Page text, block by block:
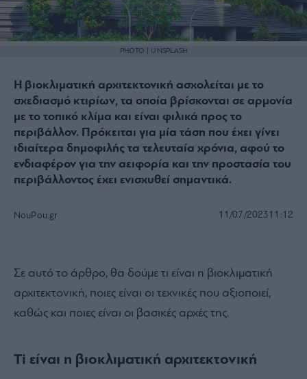
PHOTO | UNSPLASH
Η βιοκλιματική αρχιτεκτονική ασχολείται με το
σχεδιασμό κτιρίων, τα οποία βρίσκονται σε αρμονία
με το τοπικό κλίμα και είναι φιλικά προς το
περιβάλλον. Πρόκειται για μία τάση που έχει γίνει
ιδιαίτερα δημοφιλής τα τελευταία χρόνια, αφού το
ενδιαφέρον για την αειφορία και την προστασία του
περιβάλλοντος έχει ενισχυθεί σημαντικά.
NouPou.gr 11/07/202311:12
Σε αυτό το άρθρο, θα δούμε τι είναι η βιοκλιματική
αρχιτεκτονική, ποιες είναι οι τεχνικές που αξιοποιεί,
καθώς και ποιες είναι οι βασικές αρχές της.
Τi είναι η βιοκλιματική αρχιτεκτονική